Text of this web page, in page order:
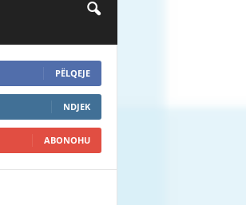
PËLQEJE
NDJEK
ABONOHU